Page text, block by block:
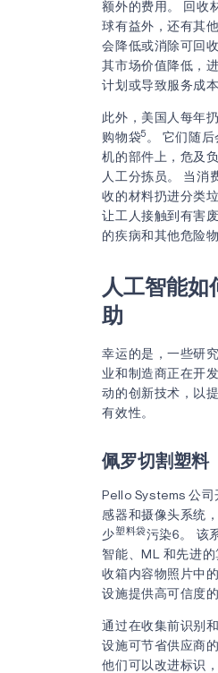
额外的费用。 回收
球有益外，还有其
会降低或消除可回
其市场价值降低，
计划或导致服务成本
此外，美国人每年
购物袋5 。 它们随
机的部件上，危及
人工分拣员。 当消
收的材料扔进分类
让工人接触到有害
的疾病和其他危险物
人工智能如
助
幸运的是，一些研
业和制造商正在开
动的创新技术，以
有效性。
佩罗切割塑料
Pello Systems 公
感器和摄像头系统
少塑料袋污染6。 该
智能、ML 和先进
收箱内容物照片中
设施提供高可信度的
通过在收集前识别
设施可节省供应商
他们可以改进标识